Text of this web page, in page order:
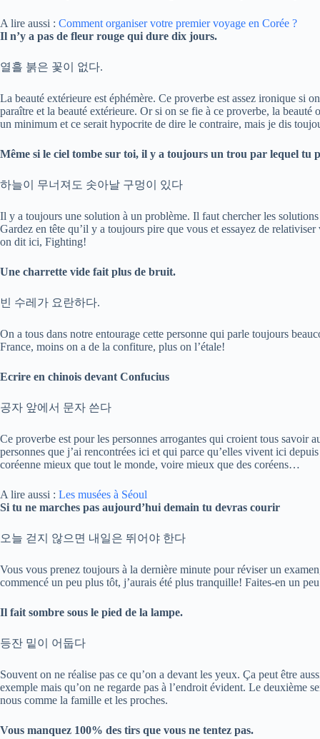
A lire aussi : Comment organiser votre premier voyage en Corée ?
Il n’y a pas de fleur rouge qui dure dix jours.
열흘 붉은 꽃이 없다.
La beauté extérieure est éphémère. Ce proverbe est assez ironique si
paraître et la beauté extérieure. Or si on se fie à ce proverbe, la
un minimum et ce serait hypocrite de dire le contraire, mais je dis
Même si le ciel tombe sur toi, il y a toujours un trou par lequel tu
하늘이 무너져도 솟아날 구멍이 있다
Il y a toujours une solution à un problème. Il faut chercher les
Gardez en tête qu’il y a toujours pire que vous et essayez de
on dit ici, Fighting!
Une charrette vide fait plus de bruit.
빈 수레가 요란하다.
On a tous dans notre entourage cette personne qui parle toujours
France, moins on a de la confiture, plus on l’étale!
Ecrire en chinois devant Confucius
공자 앞에서 문자 쓴다
Ce proverbe est pour les personnes arrogantes qui croient tous savoir
personnes que j’ai rencontrées ici et qui parce qu’elles vivent ici
coréenne mieux que tout le monde, voire mieux que des coréens…
A lire aussi : Les musées à Séoul
Si tu ne marches pas aujourd’hui demain tu devras courir
오늘 걷지 않으면 내일은 뛰어야 한다
Vous vous prenez toujours à la dernière minute pour réviser un
commencé un peu plus tôt, j’aurais été plus tranquille! Faites-en un
Il fait sombre sous le pied de la lampe.
등잔 밑이 어둡다
Souvent on ne réalise pas ce qu’on a devant les yeux. Ça peut être
exemple mais qu’on ne regarde pas à l’endroit évident. Le deuxième
nous comme la famille et les proches.
Vous manquez 100% des tirs que vous ne tentez pas.